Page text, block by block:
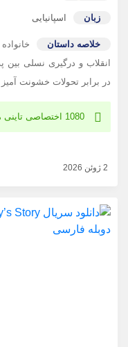
زبان اسپانیایی
خلاصه داستان
انقلاب و درگیری نسلی
در برابر تحولات خشونت
2 ژوئن 2026